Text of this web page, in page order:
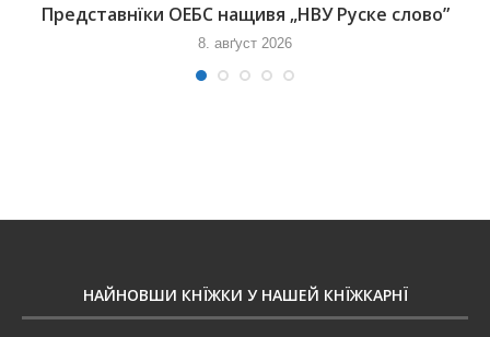
Представнїки ОЕБС нащивя „НВУ Руске слово”
8. авґуст 2026
НАЙНОВШИ КНЇЖКИ У НАШЕЙ КНЇЖКАРНЇ